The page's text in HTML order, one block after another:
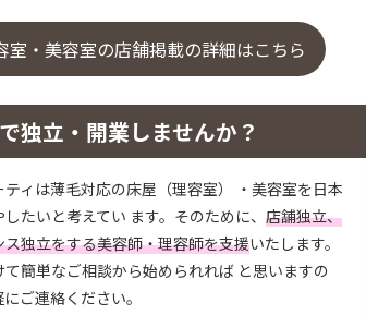
室・美容室の店舗掲載の詳細はこちら
独立・開業しませんか？
ィは薄毛対応の床屋（理容室） ・美容室を日本
たいと考えてい ます。そのために、 店舗独立、
ス独立をする美容師・理容師を支援いたします。
簡単なご相談から始められれば と思いますの
ご連絡ください。